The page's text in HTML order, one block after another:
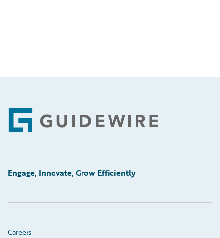
Footer
Engage, Innovate, Grow Efficiently
Careers